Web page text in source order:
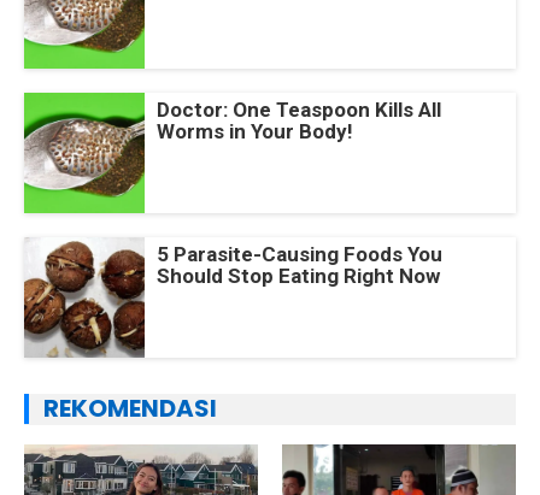
Doctor: One Teaspoon Kills All
Worms in Your Body!
5 Parasite-Causing Foods You
Should Stop Eating Right Now
REKOMENDASI